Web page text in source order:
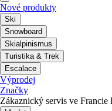
Nové produkty
Ski
Snowboard
Skialpinismus
Turistika & Trek
Escalace
Výprodej
Značky
Zákaznický servis ve Francie